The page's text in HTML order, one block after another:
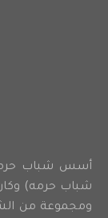
شباب حرمه)
ومجموعة من